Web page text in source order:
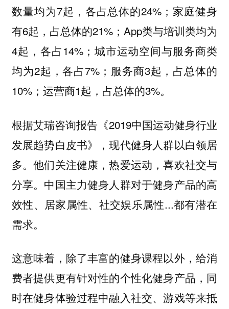
数量均为7起，各占总体的24%；家庭健身
有6起，占总体的21%；App类与培训类均为
4起，各占14%；城市运动空间与服务商类
均为2起，各占7%；服务商3起，占总体的
10%；运营商1起，占总体的3%。
根据艾瑞咨询报告《2019中国运动健身行业
发展趋势白皮书》，现代健身人群以白领居
多。他们关注健康，热爱运动，喜欢社交与
分享。中国主力健身人群对于健身产品的高
效性、居家属性、社交娱乐属性...都有潜在
需求。
这意味着，除了丰富的健身课程以外，给消
费者提供更有针对性的个性化健身产品，同
时在健身体验过程中融入社交、游戏等来抵